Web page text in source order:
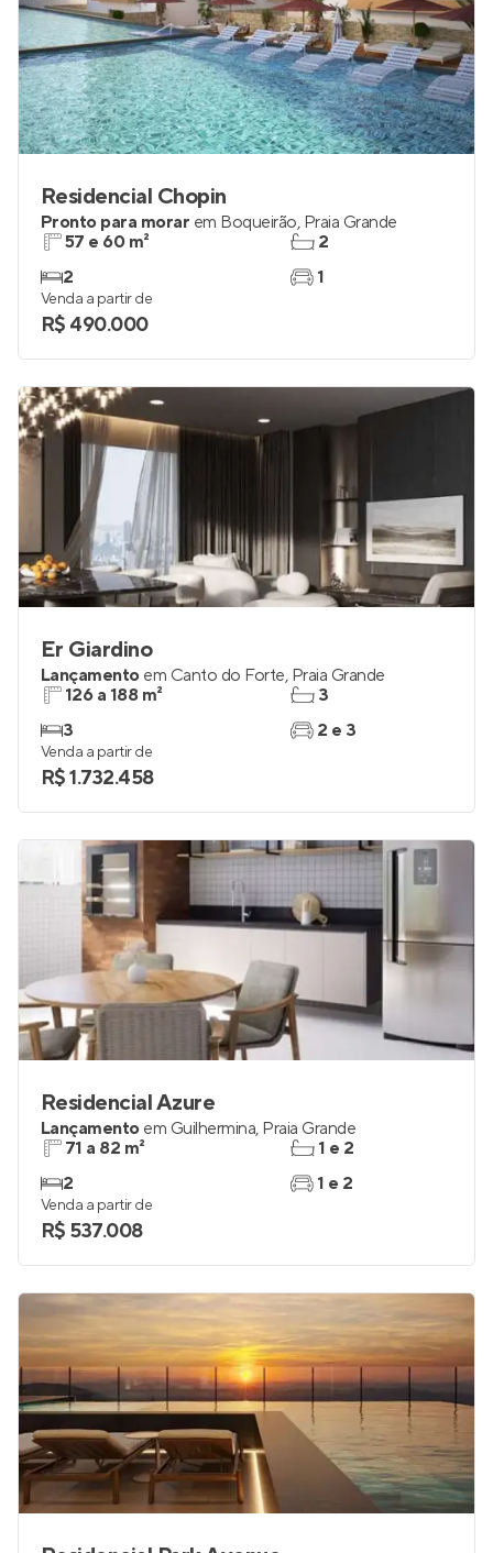
Residencial Chopin
Pronto para morar em Boqueirão, Praia Grande
57 e 60 m²
2
2
1
Venda a partir de
R$ 490.000
Er Giardino
Lançamento em Canto do Forte, Praia Grande
126 a 188 m²
3
3
2 e 3
Venda a partir de
R$ 1.732.458
Residencial Azure
Lançamento em Guilhermina, Praia Grande
71 a 82 m²
2
1 e 2
1 e 2
Venda a partir de
R$ 537.008